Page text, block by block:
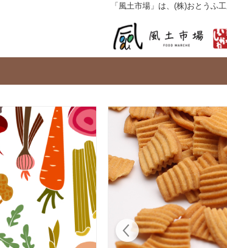
「風土市場」は、(株)おとうふ